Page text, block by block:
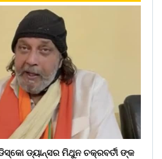
ଡ୍ୟାନ୍ସର ମିଥୁନ ଚକ୍ରବର୍ତୀ ଙ୍କ